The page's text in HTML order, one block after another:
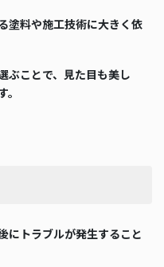
塗料や施工技術に大きく依
ぶことで、見た目も美し
にトラブルが発生すること